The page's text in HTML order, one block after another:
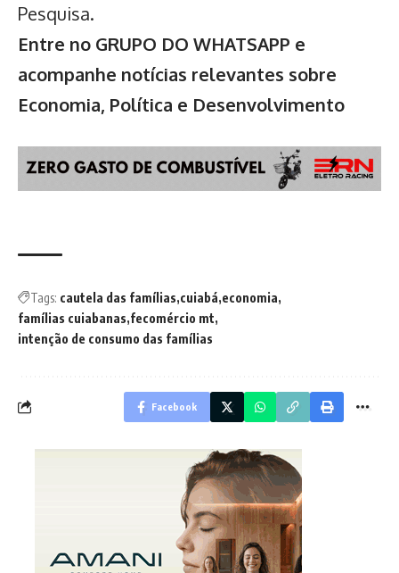
Pesquisa.
Entre no GRUPO DO WHATSAPP e
acompanhe notícias relevantes sobre
Economia, Política e Desenvolvimento
Tags: cautela das famílias cuiabá economia
famílias cuiabanas fecomércio mt
intenção de consumo das famílias
Facebook